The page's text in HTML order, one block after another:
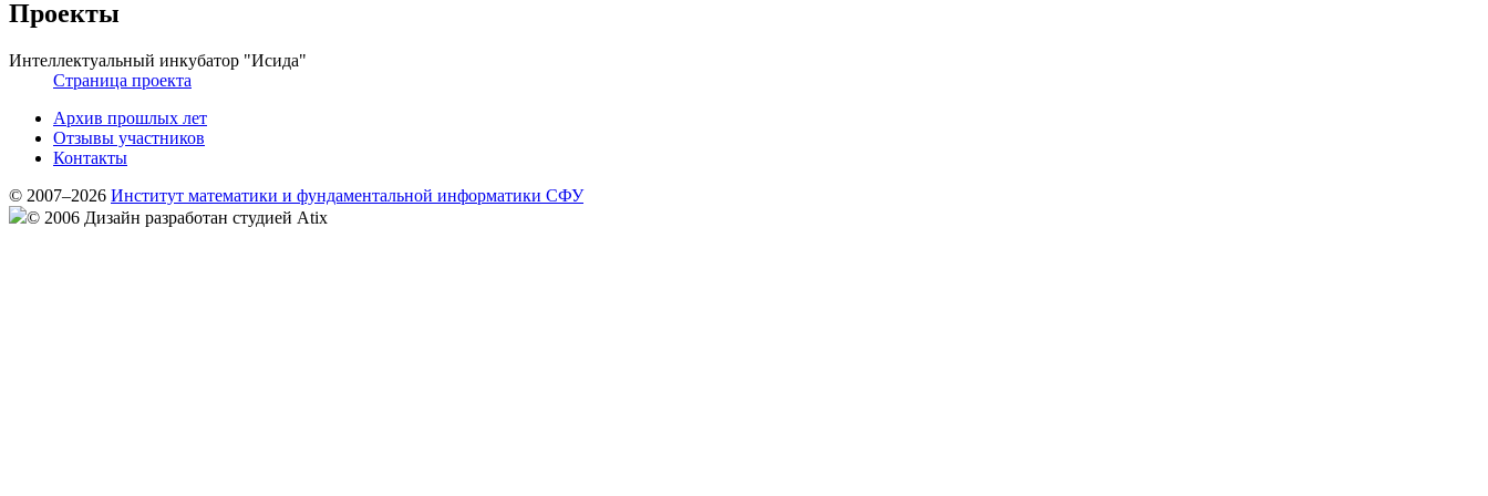
Проекты
Интеллектуальный инкубатор "Исида"
Страница проекта
Архив прошлых лет
Отзывы участников
Контакты
© 2007–2026 Институт математики и фундаментальной информатики СФУ
© 2006 Дизайн разработан студией Atix